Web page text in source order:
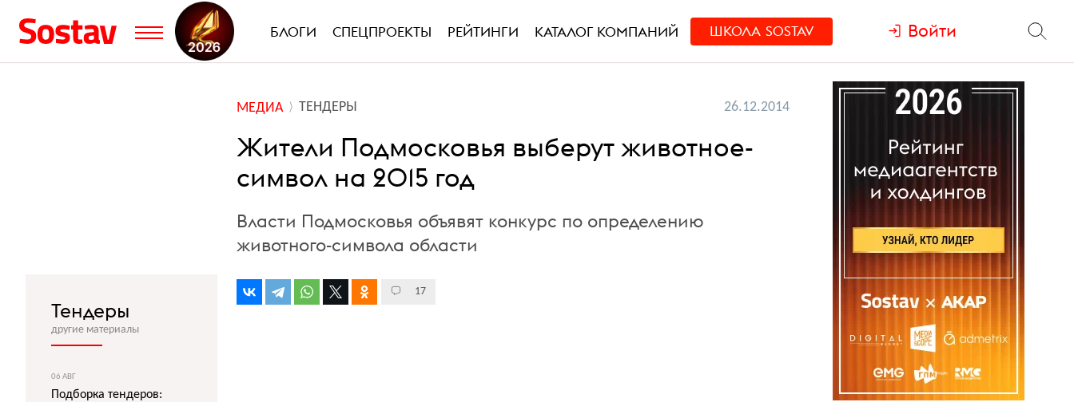
БЛОГИ СПЕЦПРОЕКТЫ РЕЙТИНГИ КАТАЛОГ КОМПАНИЙ ШКОЛА SOSTAV Войти
МЕДИА ТЕНДЕРЫ 26.12.2014
Жители Подмосковья выберут животное-
символ на 2015 год
Власти Подмосковья объявят конкурс по определению
животного-символа области
17
Тендеры
другие материалы
06 АВГ
Подборка тендеров: